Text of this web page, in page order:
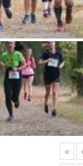
« ‹